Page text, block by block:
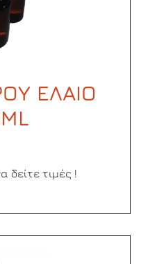
ΕΛΑΙΟ
δείτε τιμές !